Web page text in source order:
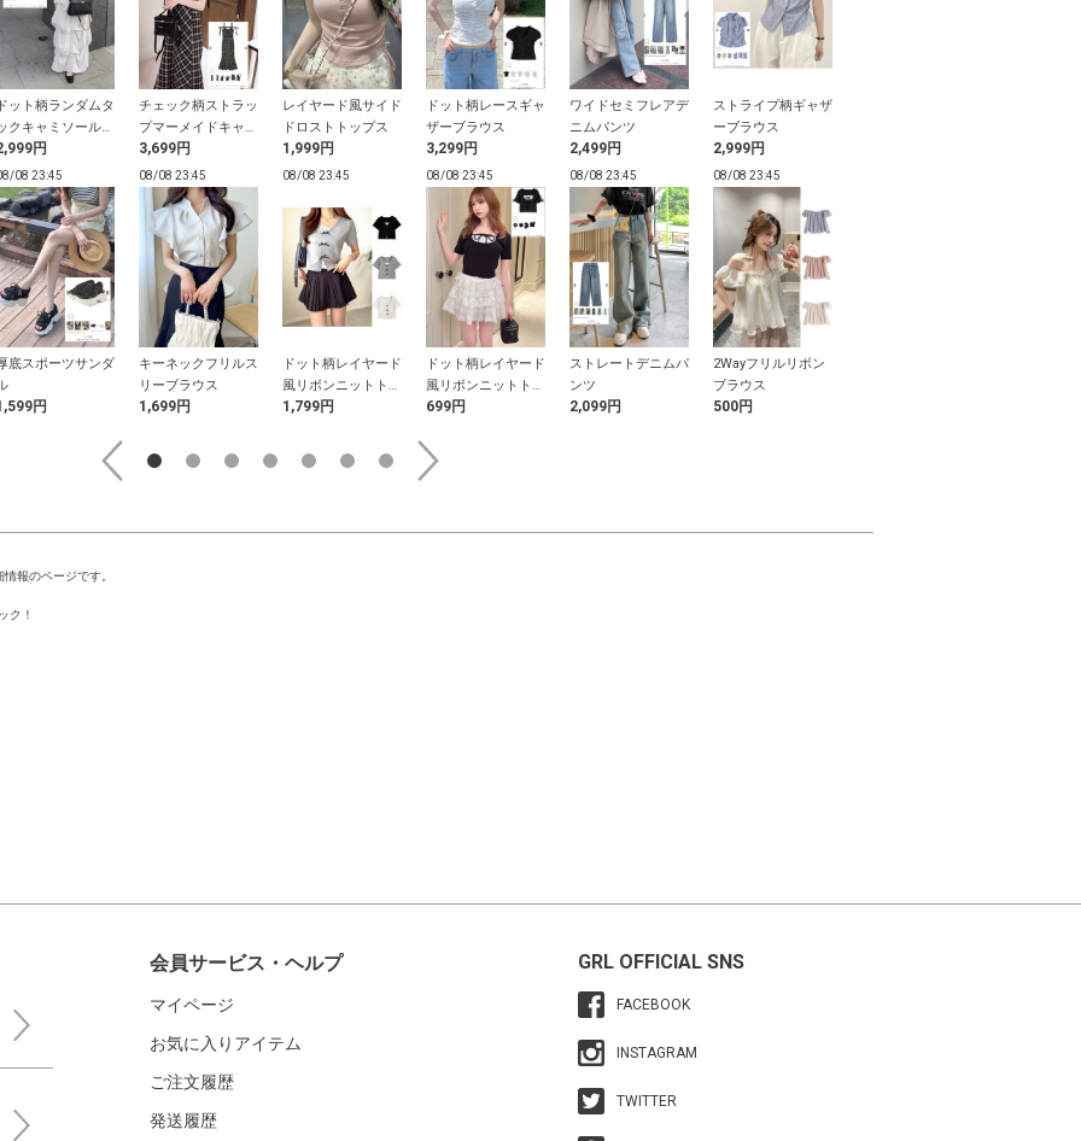
ドット柄ランダムタ
クキャミソールワ
ピース
円
チェック柄ストラッ
プマーメイドキャミ
ソールワンピース
3,699円
レイヤード風サイド
ドロストトップス
1,999円
ドット柄レースギャ
ザーブラウス
3,299円
ワイドセミフレアデ
ニムパンツ
2,499円
ストライプ柄ギャザ
ーブラウス
2,999円
08 23:45
底スポーツサンダ
円
08/08 23:45
キーネックフリルス
リーブラウス
1,699円
08/08 23:45
ドット柄レイヤード
風リボンニットトッ
プス
1,799円
08/08 23:45
ドット柄レイヤード
風リボンニットトッ
プス
699円
08/08 23:45
ストレートデニムパ
ンツ
2,099円
08/08 23:45
2Wayフリルリボン
ブラウス
500円
報のページです。
ク！
会員サービス・ヘルプ
マイページ
お気に入りアイテム
ご注文履歴
発送履歴
GRL OFFICIAL SNS
FACEBOOK
INSTAGRAM
TWITTER